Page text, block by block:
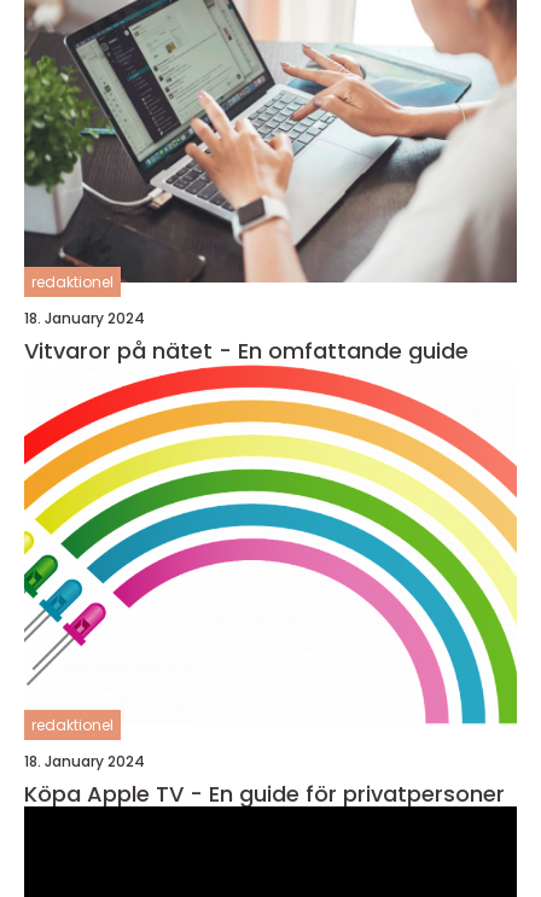
redaktionel
18. January 2024
Vitvaror på nätet - En omfattande guide
redaktionel
18. January 2024
Köpa Apple TV - En guide för privatpersoner